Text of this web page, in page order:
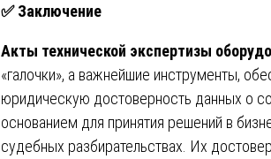
✅Заключение
Акты технической экспертизы
«галочки», а важнейшие инструменты,
юридическую достоверность данных о
основанием для принятия решений в
судебных разбирательствах. Их